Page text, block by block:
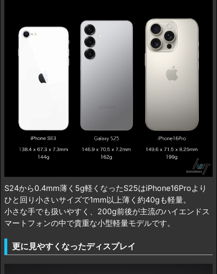
S24から0.4mm薄く5g軽くなったS25はiPhone16Proより
ひと回り小さいサイズで1mm以上薄く約40gも軽量。
小さな手でも扱いやすく、200g前後が主流のハイエンドス
マートフォンの中で貴重な小型軽量モデルです。
更に見やすくなったディスプレイ